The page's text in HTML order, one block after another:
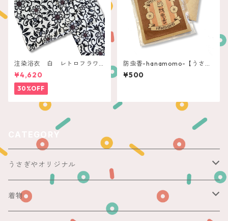
注染浴衣 白 レトロフラワ
ー唐草
¥4,620
30%OFF
防虫香-hanamomo-【うさぎ
やoriginal】
¥500
うさぎやオリジナル
ericoさん
着物